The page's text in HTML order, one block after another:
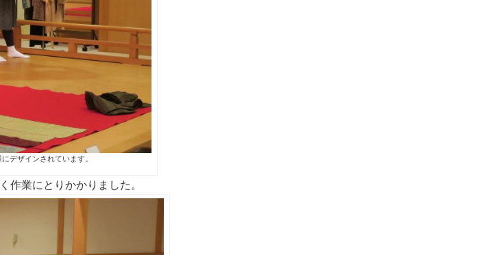
デザインされています。
作業にとりかかりました。